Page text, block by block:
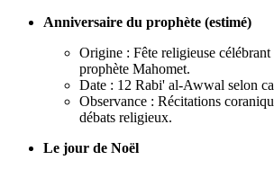
Anniversaire du prophète (estimé)
Origine : Fête religieuse célébrant
prophète Mahomet.
Date : 12 Rabi' al-Awwal selon
Observance : Récitations
débats religieux.
Le jour de Noël